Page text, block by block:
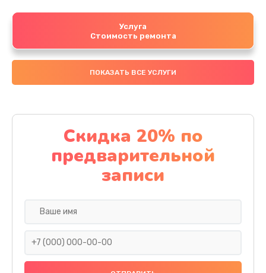
Услуга
Стоимость ремонта
ПОКАЗАТЬ ВСЕ УСЛУГИ
Скидка 20% по
предварительной
записи